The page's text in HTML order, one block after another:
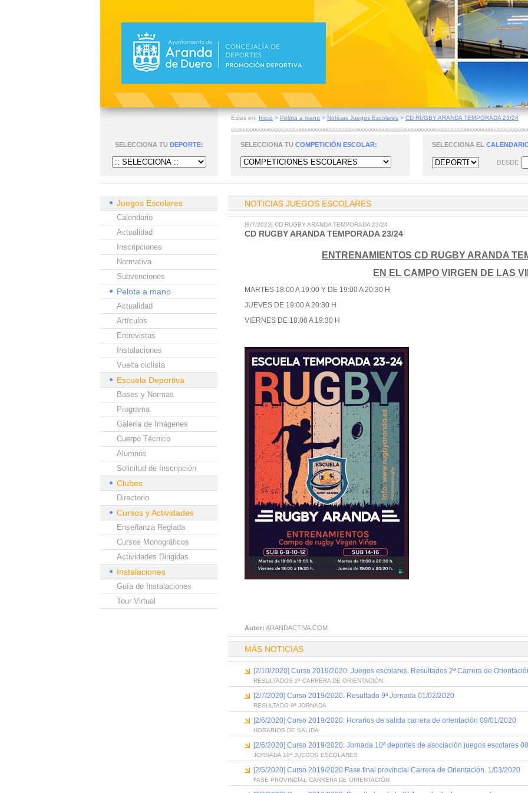
Estas en: Inicio > Pelota a mano > Noticias Juegos Escolares > CD RUGBY ARANDA TEMPORADA 23/24
SELECCIONA TU DEPORTE: SELECCIONA TU COMPETICIÓN ESCOLAR: SELECCIONA EL
DESDE
Juegos Escolares
Calendario
Actualidad
Inscripciones
Normativa
Subvenciones
Pelota a mano
Actualidad
Artículos
Entrevistas
Instalaciones
Vuelta ciclista
Escuela Deportiva
Bases y Normas
Programa
Galería de Imágenes
Cuerpo Técnico
Alumnos
Solicitud de Inscripción
Clubes
Directorio
Cursos y Actividades
Enseñanza Reglada
Cursos Monográficos
Actividades Dirigidas
Instalaciones
Guía de Instalaciones
Tour Virtual
NOTICIAS JUEGOS ESCOLARES
[9/7/2023] CD RUGBY ARANDA TEMPORADA 23/24
CD RUGBY ARANDA TEMPORADA 23/24
ENTRENAMIENTOS CD RUGBY ARANDA
EN EL CAMPO VIRGEN DE LAS
MARTES 18:00 A 19:00 Y DE 19:00 A 20:30 H
JUEVES DE 19:00 A 20:30 H
VIERNES DE 18:00 A 19:30 H
Autor: ARANDACTIVA.COM
MÁS NOTICIAS
[2/10/2020] Curso 2019/2020. Juegos escolares. Resultados 2ª Carrera de
RESULTADOS 2ª CARRERA DE ORIENTACIÓN
[2/7/2020] Curso 2019/2020. Resultado 9ª Jornada 01/02/2020
RESULTADO 9ª JORNADA
[2/6/2020] Curso 2019/2020. Horarios de salida carrera de orientación 09/01/2020
HORARIOS DE SALIDA
[2/6/2020] Curso 2019/2020. Jornada 10ª deportes de asociación juegos escolares
JORNADA 10ª JUEGOS ESCOLARES
[2/5/2020] Curso 2019/2020 Fase final provincial Carrera de Orientación. 1/03/2020
FASE PROVINCIAL CARRERA DE ORIENTACIÓN